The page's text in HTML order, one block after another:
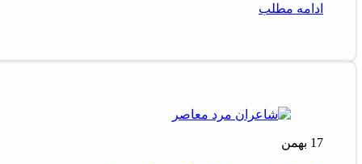
ادامه مطلب
17 بهمن